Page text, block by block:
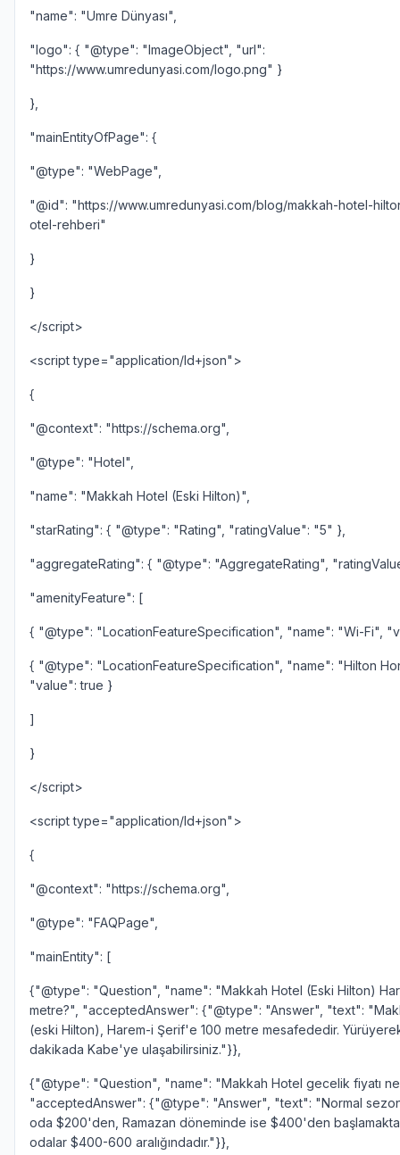
"name": "Umre Dünyası",
"logo": { "@type": "ImageObject", "url":
"https://www.umredunyasi.com/logo.png" }
},
"mainEntityOfPage": {
"@type": "WebPage",
"@id": "https://www.umredunyasi.com/blog/makkah-hotel-
otel-rehberi"
}
}
</script>
<script type="application/ld+json">
{
"@context": "https://schema.org",
"@type": "Hotel",
"name": "Makkah Hotel (Eski Hilton)",
"starRating": { "@type": "Rating", "ratingValue": "5" },
"aggregateRating": { "@type": "AggregateRating",
"amenityFeature": [
{ "@type": "LocationFeatureSpecification", "name": "Wi-Fi",
{ "@type": "LocationFeatureSpecification", "name": "Hilton
"value": true }
]
}
</script>
<script type="application/ld+json">
{
"@context": "https://schema.org",
"@type": "FAQPage",
"mainEntity": [
{"@type": "Question", "name": "Makkah Hotel (Eski Hilton)
metre?", "acceptedAnswer": {"@type": "Answer", "text":
(eski Hilton), Harem-i Şerif'e 100 metre mesafededir.
dakikada Kabe'ye ulaşabilirsiniz."}},
{"@type": "Question", "name": "Makkah Hotel gecelik fiyatı
"acceptedAnswer": {"@type": "Answer", "text": "Normal
oda $200'den, Ramazan döneminde ise $400'den
odalar $400-600 aralığındadır."}},